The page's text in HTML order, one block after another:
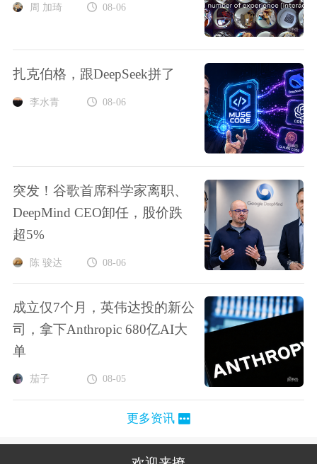
周 加琦 08-06
扎克伯格，跟DeepSeek拼了
李水青 08-06
突发！谷歌首席科学家离职、
DeepMind CEO卸任，股价跌
超5%
陈 骏达 08-06
成立仅7个月，英伟达投的新公
司，拿下Anthropic 680亿AI大
单
茄子 08-05
更多资讯